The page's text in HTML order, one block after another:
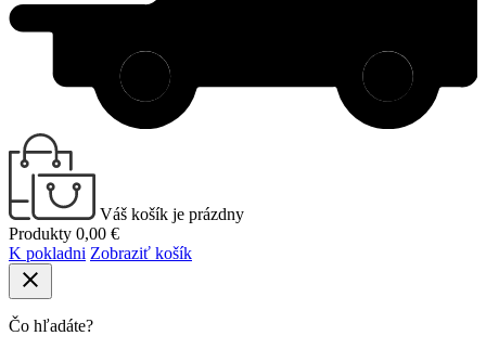
Váš košík je prázdny
Produkty 0,00 €
K pokladni Zobraziť košík
close
Čo hľadáte?